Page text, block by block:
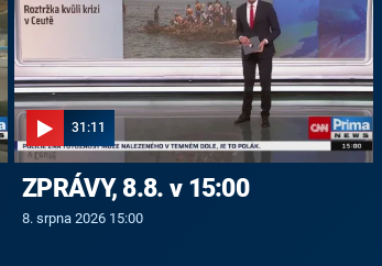
31:11
ZPRÁVY, 8.8. v 15:00
8. srpna 2026 15:00